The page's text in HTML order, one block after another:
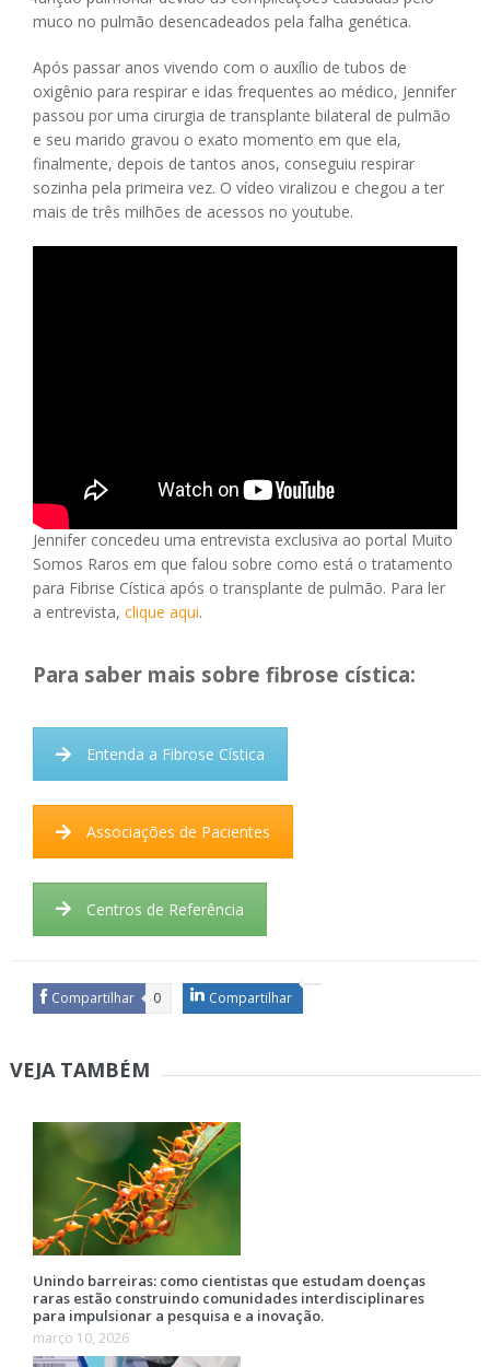
muco no pulmão desencadeados pela falha genética.
Após passar anos vivendo com o auxílio de tubos de
oxigênio para respirar e idas frequentes ao médico, Jennifer
passou por uma cirurgia de transplante bilateral de pulmão
e seu marido gravou o exato momento em que ela,
finalmente, depois de tantos anos, conseguiu respirar
sozinha pela primeira vez. O vídeo viralizou e chegou a ter
mais de três milhões de acessos no youtube.
Jennifer concedeu uma entrevista exclusiva ao portal Muito
Somos Raros em que falou sobre como está o tratamento
para Fibrise Cística após o transplante de pulmão. Para ler
a entrevista, clique aqui.
Para saber mais sobre fibrose cística:
Entenda a Fibrose Cística
Associações de Pacientes
Centros de Referência
Compartilhar 0 Compartilhar
VEJA TAMBÉM
Unindo barreiras: como cientistas que estudam doenças
raras estão construindo comunidades interdisciplinares
para impulsionar a pesquisa e a inovação.
março 10, 2026